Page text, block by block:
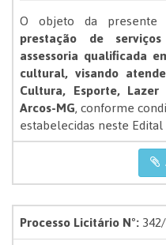
O objeto da presente
prestação de
assessoria qualificada
cultural, visando
Cultura, Esporte,
Arcos-MG, conforme
estabelecidas neste
Processo Licitário Nº: